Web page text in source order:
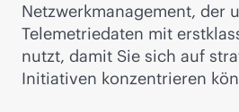
Netzwerkmanagement, der
Telemetriedaten mit
nutzt, damit Sie sich auf
Initiativen konzentrieren